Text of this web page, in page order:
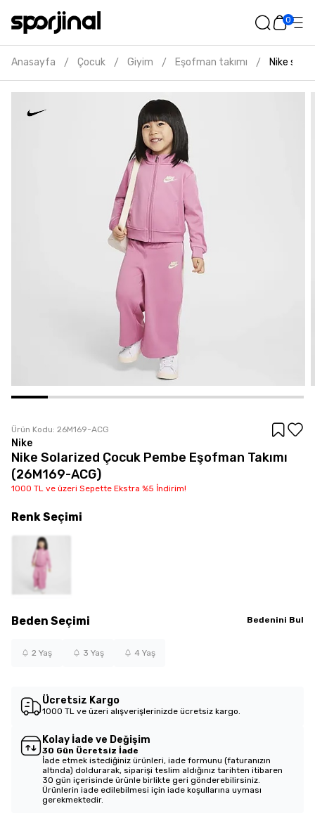
0
Anasayfa / Çocuk / Giyim / Eşofman takımı / Nike
Ürün Kodu: 26M169-ACG
Nike
Nike Solarized Çocuk Pembe Eşofman Takımı
(26M169-ACG)
1000 TL ve üzeri Sepette Ekstra %5 İndirim!
Beden Seçimi Bedenini Bul
2 Yaş 3 Yaş 4 Yaş
RenkSeçimi
Ücretsiz Kargo
1000 TL ve üzeri alışverişlerinizde ücretsiz kargo.
Kolay İade ve Değişim
30 Gün Ücretsiz İade
İade etmek istediğiniz ürünleri, iade formunu (faturanızın
altında) doldurarak, siparişi teslim aldığınız tarihten itibaren
30 gün içerisinde ürünle birlikte geri gönderebilirsiniz.
Ürünlerin iade edilebilmesi için iade koşullarına uyması
gerekmektedir.